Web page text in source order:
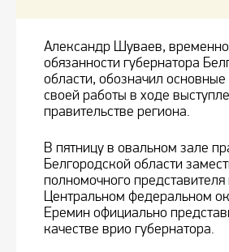
Александр Шуваев,
обязанности губернатора
области, обозначил
своей работы в ходе
правительстве региона.
В пятницу в овальном зале
Белгородской области
полномочного
Центральном федеральном
Еремин официально
качестве врио губернатора.